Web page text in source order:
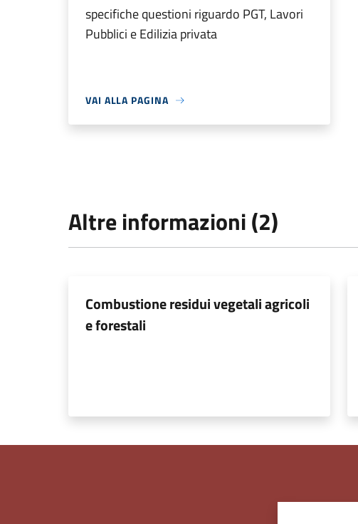
specifiche questioni riguardo PGT, Lavori
Pubblici e Edilizia privata
VAI ALLA PAGINA
Altre informazioni (2)
Combustione residui vegetali agricoli
e forestali